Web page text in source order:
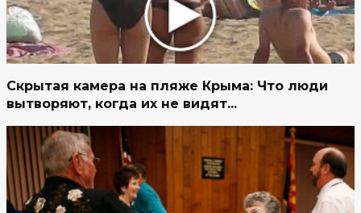
Скрытая камера на пляже Крыма: Что люди
вытворяют, когда их не видят...